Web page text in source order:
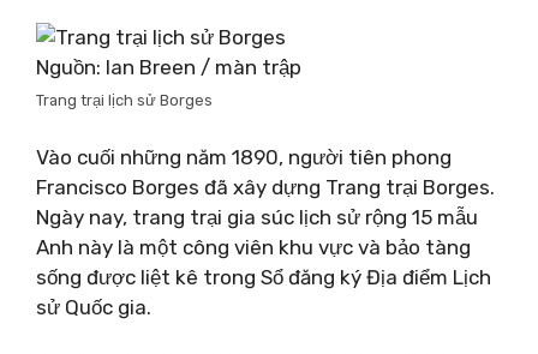
Nguồn: Ian Breen / màn trập
Trang trại lịch sử Borges
Vào cuối những năm 1890, người tiên phong
Francisco Borges đã xây dựng Trang trại Borges.
Ngày nay, trang trại gia súc lịch sử rộng 15 mẫu
Anh này là một công viên khu vực và bảo tàng
sống được liệt kê trong Sổ đăng ký Địa điểm Lịch
sử Quốc gia.